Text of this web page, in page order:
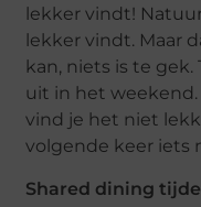
lekker vindt!
lekker vindt. Maar
kan, niets is te gek.
uit in het weekend.
vind je het niet
volgende keer iets
Shared dining